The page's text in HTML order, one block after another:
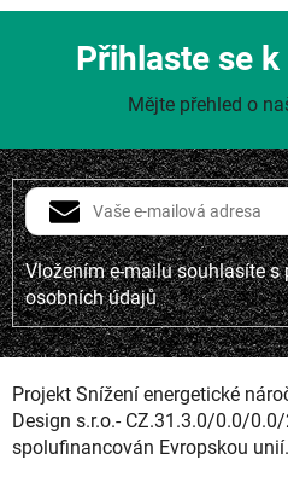
Vložením e-mailu souhlasíte s
osobních údajů
Přihlaste se
Mějte přehled o
Projekt Snížení energetické
Design s.r.o.- CZ.31.3.0/0.0/
spolufinancován Evropskou unií.